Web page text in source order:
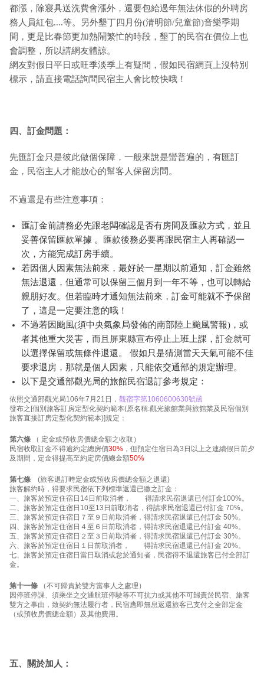
都漲，除寢具送洗費會漲外，還要包給過年無法休假的外聘房
務人員紅包....等。另外墾丁四月份(清明節/兒童節)音樂季期
間，更是比春節更加熱鬧繁忙的時段，墾丁的民宿在價位上也
會調整，所以請網友體諒。
網友對假日平日或旺季淡季上有疑問，假如民宿網頁上沒特別
標示，請直接電話詢問民宿主人會比較快哦！
四、訂金問題：
先匯訂金只是彼此做個保障，一般來說是蠻普遍的，有匯訂
金，民宿主人才能放心的幫客人保留房間。
不過還是有些注意事項：
匯訂金前請務必先跟老闆確認是否有房間及匯款方式，並且
妥善保留匯款單據 。匯款後務必要再跟民宿主人再確認一
次，方能完成訂房手續。
若因個人因素無法前來，最好於一星期以前通知，訂金雖然
無法退還，但通常可以保留三個月到一年不等，也可以轉給
親朋好友。但若臨時才通知無法前來，訂金可能就不予保留
了，這是一定要注意的哦！
不過若因颱風(須中央氣象局發佈的南部陸上颱風警報)，或
者其他重大災害，而且屏東縣宣布停止上班上課，訂金就可
以選擇保留或無條件退還。 假如只是猜測當天天氣可能不佳
要求退房，那就是個人因素，只能依交通部的規定辦理。
以下是交通部觀光局的旅館民宿退訂參考規定：
依照交通部觀光局106年7月21日， 觀宿字第1060600630號函
發布之[個別旅客訂房定型化契約範本(原名稱:觀光旅館業與旅館業及民宿個別
旅客直接訂房定型化契約範本)]規定：
第六條 （ 定金或預收房價總金額之收取）
民宿收取訂金不得逾約定總房價30% ，但預定住宿日為3日以上之連續假日前夕
及期間，定金得提高至約定房價總金額50%
第七條 (旅客退訂時定金或預收房價總金額之退還)
旅客解約時，得要求民宿依下列標準返還已繳之訂金：
一、旅客於預定住宿日14日前取消者， 得請求民宿退還已付訂金100%。
二、旅客於預定住宿日10至13日前取消者，得請求民宿退還已付訂金 70%。
三、旅客於預定住宿日７至９日前取消者，得請求民宿退還已付訂金 50%。
四、旅客於預定住宿日４至６日前取消者，得請求民宿退還已付訂金 40%。
五、旅客於預定住宿日２至３日前取消者，得請求民宿退還已付訂金 30%。
六、旅客於預定住宿日１日前取消者， 得請求民宿退還已付訂金 20%。
七、旅客於預定住宿日當日取消或怠於通知者，民宿得不退還旅客已付全部訂
金。
第十一條 （不可歸責於雙方當事人之處理）
因停班停課、須乘坐之交通航班停駛等不可抗力或其他不可歸責於民宿、旅客
雙方之事由，致契約無法履行者，民宿應即無息返還旅客已支付之全部定金
（或預收房價總金額）及其他費用。
五、關於加人：